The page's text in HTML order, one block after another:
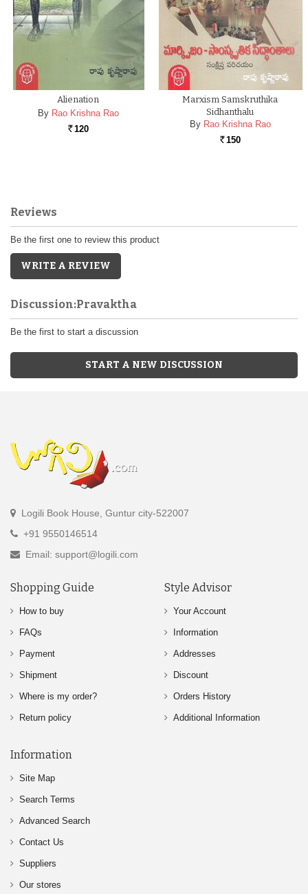
Alienation
By Rao Krishna Rao
Rs. 120
Marxism Samskruthika
Sidhanthalu
By Rao Krishna Rao
Rs. 150
Reviews
Be the first one to review this product
WRITE A REVIEW
Discussion:Pravaktha
Be the first to start a discussion
START A NEW DISCUSSION
Logili Book House, Guntur city-522007
+91 9550146514
Email: support@logili.com
Shopping Guide
How to buy
FAQs
Payment
Shipment
Where is my order?
Return policy
Style Advisor
Your Account
Information
Addresses
Discount
Orders History
Additional Information
Information
Site Map
Search Terms
Advanced Search
Contact Us
Suppliers
Our stores